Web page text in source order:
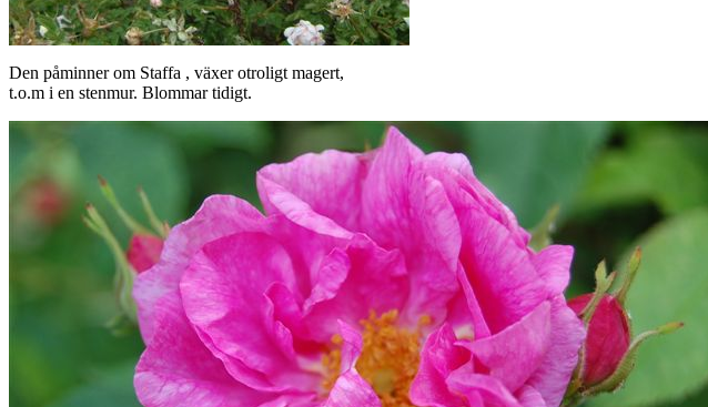
Den påminner om Staffa , växer otroligt magert,
t.o.m i en stenmur. Blommar tidigt.